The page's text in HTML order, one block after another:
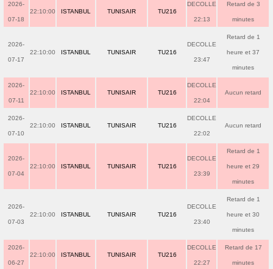
2026-
07-18
22:10:00 ISTANBUL TUNISAIR TU216
DECOLLE
22:13
Retard de 3
minutes
2026-
07-17
22:10:00 ISTANBUL TUNISAIR TU216
DECOLLE
23:47
Retard de 1
heure et 37
minutes
2026-
07-11
22:10:00 ISTANBUL TUNISAIR TU216
DECOLLE
22:04
Aucun retard
2026-
07-10
22:10:00 ISTANBUL TUNISAIR TU216
DECOLLE
22:02
Aucun retard
2026-
07-04
22:10:00 ISTANBUL TUNISAIR TU216
DECOLLE
23:39
Retard de 1
heure et 29
minutes
2026-
07-03
22:10:00 ISTANBUL TUNISAIR TU216
DECOLLE
23:40
Retard de 1
heure et 30
minutes
2026-
06-27
22:10:00 ISTANBUL TUNISAIR TU216
DECOLLE
22:27
Retard de 17
minutes